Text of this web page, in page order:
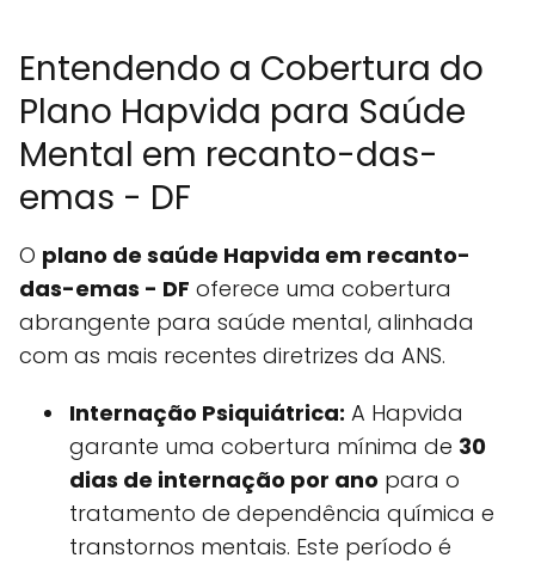
Entendendo a Cobertura do
Plano Hapvida para Saúde
Mental em recanto-das-
emas - DF
O plano de saúde Hapvida em recanto-
das-emas - DF oferece uma cobertura
abrangente para saúde mental, alinhada
com as mais recentes diretrizes da ANS.
Internação Psiquiátrica: A Hapvida
garante uma cobertura mínima de 30
dias de internação por ano para o
tratamento de dependência química e
transtornos mentais. Este período é